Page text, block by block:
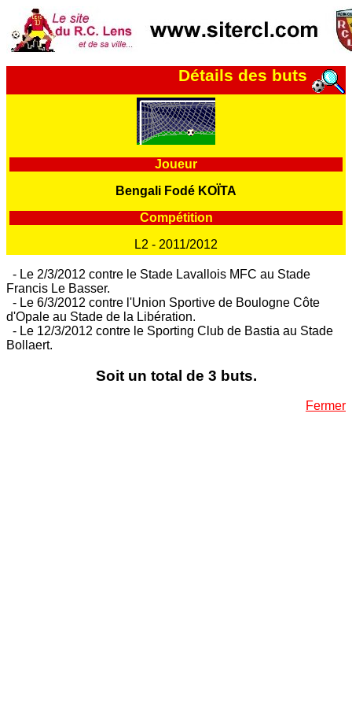
Détails des buts
Joueur
Bengali Fodé KOÏTA
Compétition
L2 - 2011/2012
- Le 2/3/2012 contre le Stade Lavallois MFC au Stade
Francis Le Basser.
- Le 6/3/2012 contre l'Union Sportive de Boulogne Côte
d'Opale au Stade de la Libération.
- Le 12/3/2012 contre le Sporting Club de Bastia au Stade
Bollaert.
Soit un total de 3 buts.
Fermer